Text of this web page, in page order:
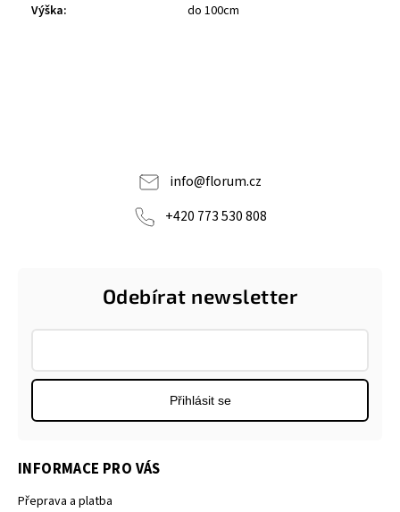
Výška: do 100cm
info@florum.cz
+420 773 530 808
Odebírat newsletter
Přihlásit se
INFORMACE PRO VÁS
Přeprava a platba